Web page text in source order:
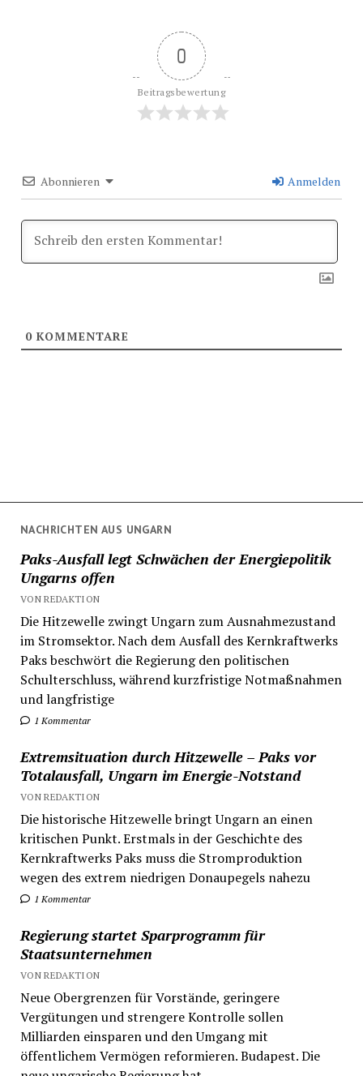
NACHRICHTEN AUS UNGARN
Paks-Ausfall legt Schwächen der Energiepolitik
Ungarns offen
VON REDAKTION
Die Hitzewelle zwingt Ungarn zum Ausnahmezustand
im Stromsektor. Nach dem Ausfall des Kernkraftwerks
Paks beschwört die Regierung den politischen
Schulterschluss, während kurzfristige Notmaßnahmen
und langfristige
1 Kommentar
Extremsituation durch Hitzewelle – Paks vor
Totalausfall, Ungarn im Energie-Notstand
VON REDAKTION
Die historische Hitzewelle bringt Ungarn an einen
kritischen Punkt. Erstmals in der Geschichte des
Kernkraftwerks Paks muss die Stromproduktion
wegen des extrem niedrigen Donaupegels nahezu
1 Kommentar
Regierung startet Sparprogramm für
Staatsunternehmen
VON REDAKTION
Neue Obergrenzen für Vorstände, geringere
Vergütungen und strengere Kontrolle sollen
Milliarden einsparen und den Umgang mit
öffentlichem Vermögen reformieren. Budapest. Die
0
Beitragsbewertung
Abonnieren Anmelden
0KOMMENTARE